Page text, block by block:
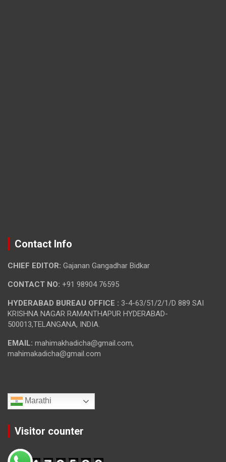
Contact Info
CHIEF EDITOR: Gajanan Gangadhar Bidkar
CONTACT NO: +91 98904 76595
HYDERABAD BUREAU OFFICE : 3-4-63/51/2/1/D 889 SAI
KRISHNA NAGAR RAMANTHAPUR HYDERABAD-
500013,TELANGANA, INDIA.
EMAIL: mahimakhadicha@gmail.com,
mahimakadicha@gmail.com
Marathi
Visitor counter